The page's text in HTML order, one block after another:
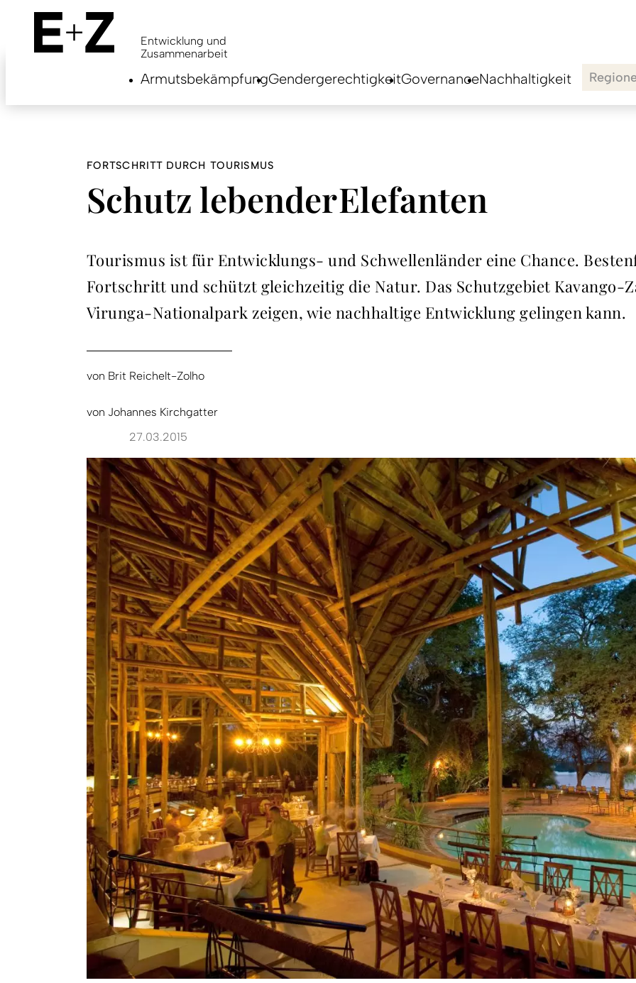
content
Entwicklung und
Zusammenarbeit
ArmutsbekämpfungGendergerechtigkeitGovernanceNachhaltigkeit
FORTSCHRITT DURCH TOURISMUS
Schutz lebender Elefanten
Tourismus ist für Entwicklungs- und Schwellenländer eine Chance.
Fortschritt und schützt gleichzeitig die Natur. Das Schutzgebiet Kavango-
Virunga-Nationalpark zeigen, wie nachhaltige Entwicklung gelingen kann.
von Brit Reichelt-Zolho
von Johannes Kirchgatter
27.03.2015